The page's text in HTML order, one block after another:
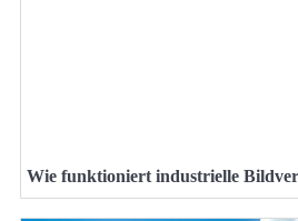
Wie funktioniert industrielle